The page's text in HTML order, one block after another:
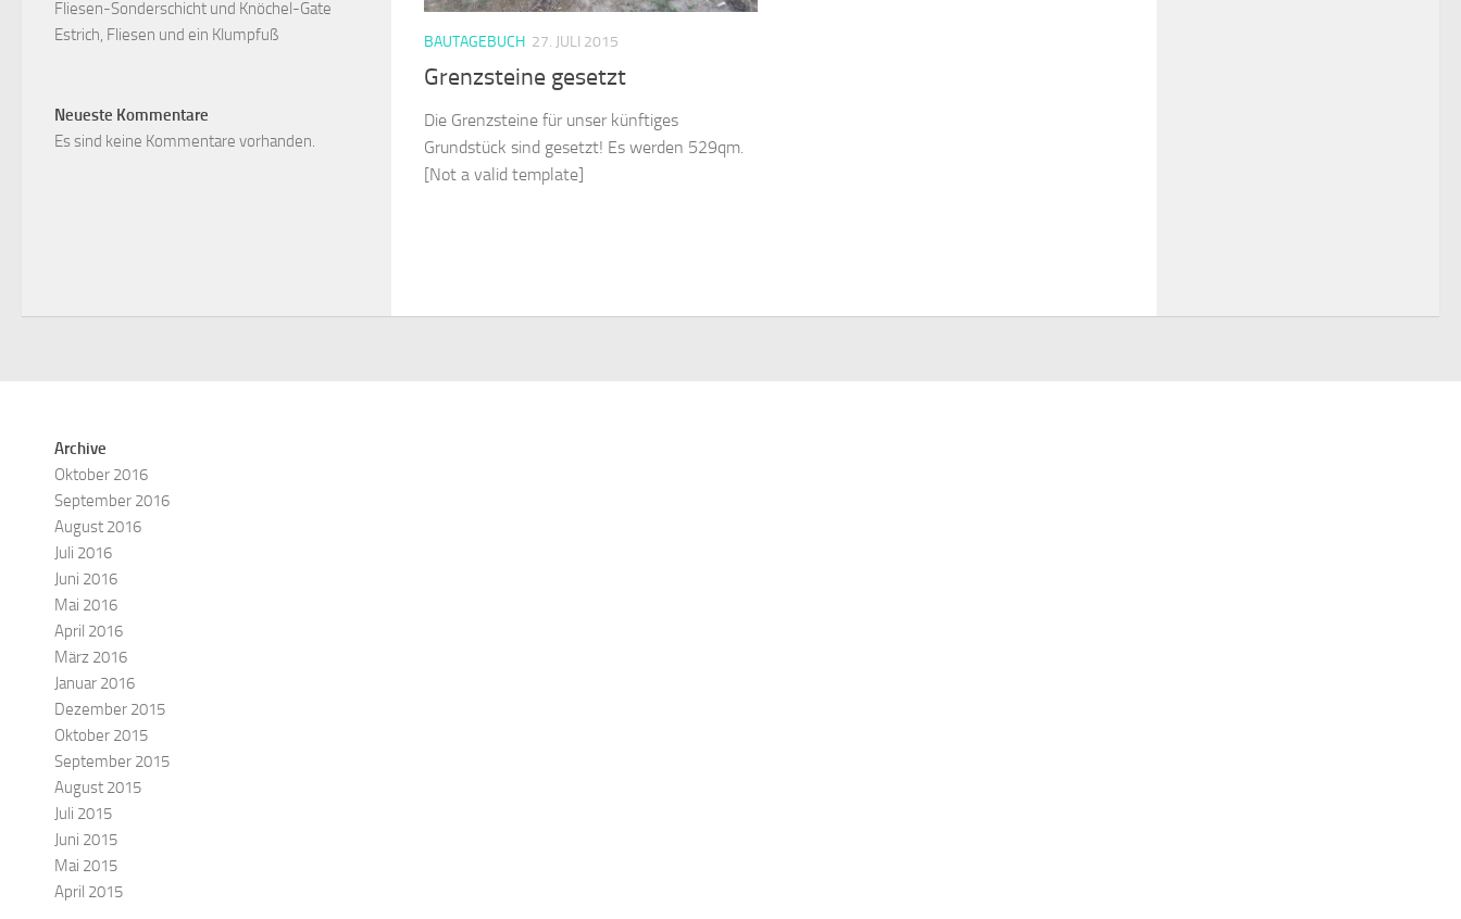
BAUTAGEBUCH 27. JULI 2015
Grenzsteine gesetzt
Die Grenzsteine für unser künftiges
Grundstück sind gesetzt! Es werden 529qm.
[Not a valid template]
Fliesen-Sonderschicht und Knöchel-Gate
Estrich, Fliesen und ein Klumpfuß
Neueste Kommentare
Es sind keine Kommentare vorhanden.
Archive
Oktober 2016
September 2016
August 2016
Juli 2016
Juni 2016
Mai 2016
April 2016
März 2016
Januar 2016
Dezember 2015
Oktober 2015
September 2015
August 2015
Juli 2015
Juni 2015
Mai 2015
April 2015